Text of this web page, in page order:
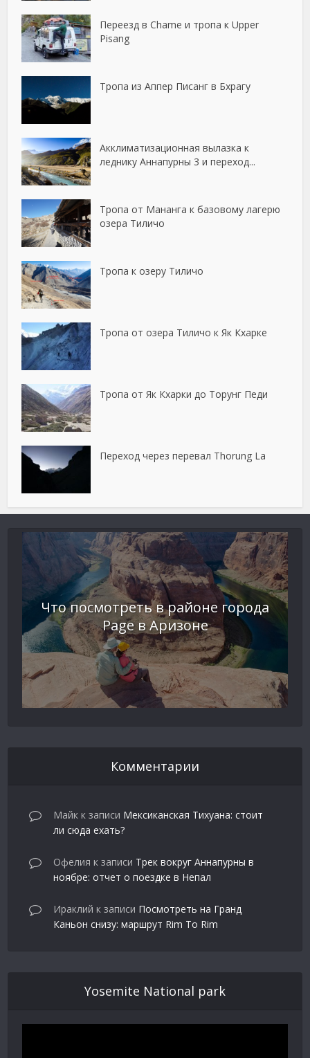
Переезд в Chame и тропа к Upper
Pisang
Тропа из Аппер Писанг в Бхрагу
Акклиматизационная вылазка к
леднику Аннапурны 3 и переход...
Тропа от Мананга к базовому лагерю
озера Тиличо
Тропа к озеру Тиличо
Тропа от озера Тиличо к Як Кхарке
Тропа от Як Кхарки до Торунг Педи
Переход через перевал Thorung La
Что посмотреть в районе города
Page в Аризоне
Комментарии
Майк к записи Мексиканская Тихуана: стоит
ли сюда ехать?
Офелия к записи Трек вокруг Аннапурны в
ноябре: отчет о поездке в Непал
Ираклий к записи Посмотреть на Гранд
Каньон снизу: маршрут Rim To Rim
Yosemite National park